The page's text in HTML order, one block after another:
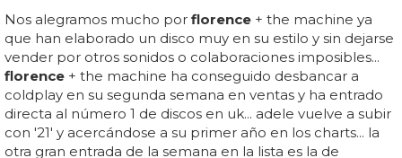
Nos alegramos mucho por florence + the machine ya
que han elaborado un disco muy en su estilo y sin dejarse
vender por otros sonidos o colaboraciones imposibles...
florence + the machine ha conseguido desbancar a
coldplay en su segunda semana en ventas y ha entrado
directa al número 1 de discos en uk... adele vuelve a subir
con '21' y acercándose a su primer año en los charts... la
otra gran entrada de la semana en la lista es la de